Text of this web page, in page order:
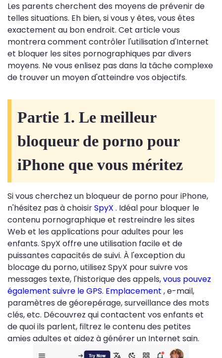
Les parents cherchent des moyens de prévenir de
telles situations. Eh bien, si vous y êtes, vous êtes
exactement au bon endroit. Cet article vous
montrera comment contrôler l'utilisation d'Internet
et bloquer les sites pornographiques par divers
moyens. Ne vous enlisez pas dans la tâche complexe
de trouver un moyen d'atteindre vos objectifs.
Partie 1. Le meilleur
bloqueur de porno pour
iPhone que vous méritez
Si vous cherchez un bloqueur de porno pour iPhone,
n'hésitez pas à choisirSpyX . Idéal pour bloquer le
contenu pornographique et restreindre les sites
Web et les applications pour adultes pour les
enfants. SpyX offre une utilisation facile et de
puissantes capacités de suivi. À l'exception du
blocage du porno, utilisez SpyX pour suivre vos
messages texte, l'historique des appels,vous pouvez
également suivre le GPS. Emplacement , e-mail,
paramètres de géorepérage, surveillance des mots
clés, etc. Découvrez qui contactent vos enfants et
de quoi ils parlent, filtrez le contenu des petites
amies adultes et aidez à générer un Internet sain.